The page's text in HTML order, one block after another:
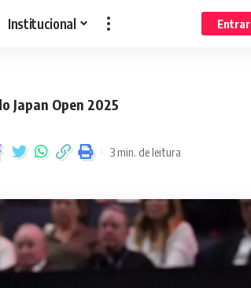
Institucional Entrar
Japan Open 2025
3 min. de leitura